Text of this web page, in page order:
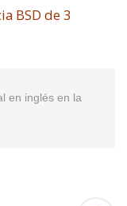
BSD de 3
en inglés en la